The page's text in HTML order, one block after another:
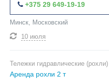
+375 29 649-19-19
Минск, Московский
10 июля
Тележки гидравлические (рохли)
Аренда рохли 2 т